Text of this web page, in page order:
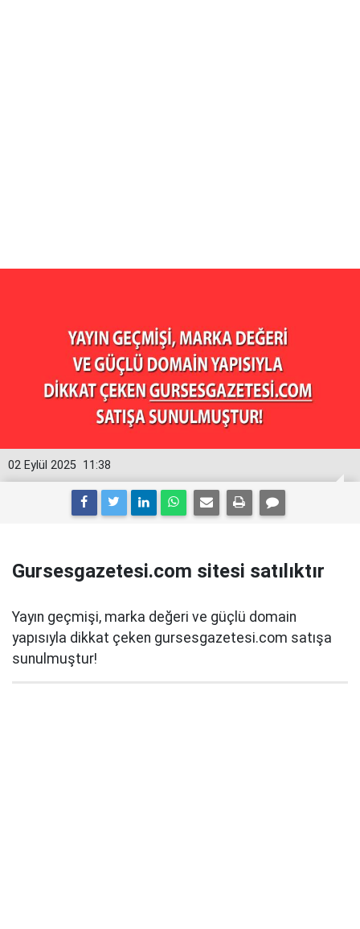
11:38
02 Eylül 2025
Gursesgazetesi.com sitesi satılıktır
Yayın geçmişi, marka değeri ve güçlü domain
yapısıyla dikkat çeken gursesgazetesi.com satışa
sunulmuştur!